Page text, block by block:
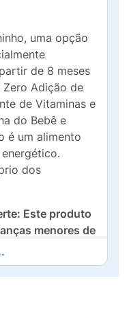
uma opção
de 8 meses
Adição de
de Vitaminas e
do Bebê e
é um alimento
dos
Este produto
menores de
por indicação
O
e